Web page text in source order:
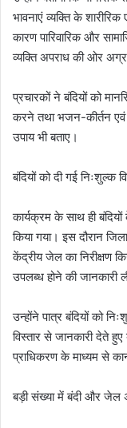
भावनाएं व्यक्ति के
कारण पारिवारिक और
व्यक्ति अपराध की ओर
प्रचारकों ने बंदियों को
करने तथा भजन-कीर्तन
उपाय भी बताए।
बंदियों को दी गई निःशुल्क
कार्यक्रम के साथ ही
किया गया। इस दौरान
केंद्रीय जेल का निरीक्षण
उपलब्ध होने की जानकारी
उन्होंने पात्र बंदियों को
विस्तार से जानकारी देते
प्राधिकरण के माध्यम से
बड़ी संख्या में बंदी और जेल